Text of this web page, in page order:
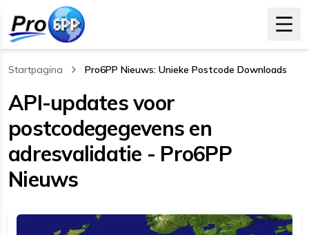
Startpagina Pro6PP Nieuws: Unieke Postcode Downloads
, current page
API-updates voor
postcodegegevens en
adresvalidatie - Pro6PP
Nieuws